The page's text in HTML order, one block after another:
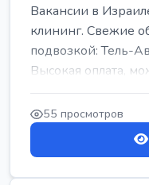
Вакансии в
клининг. Свежие
подвозкой: Тель-
Высокая оплата,
...
55 просмотров